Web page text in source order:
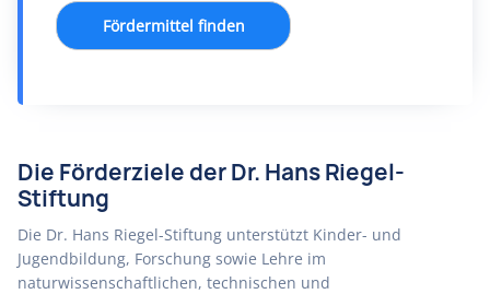
Fördermittel finden
Die Förderziele der Dr. Hans Riegel-
Stiftung
Die Dr. Hans Riegel-Stiftung unterstützt Kinder- und
Jugendbildung, Forschung sowie Lehre im
naturwissenschaftlichen, technischen und